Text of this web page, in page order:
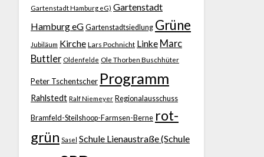
Gartenstadt Hamburg eG) Gartenstadt
Hamburg eG Gartenstadtsiedlung Grüne
Jubiläum Kirche Lars Pochnicht Linke Marc
Buttler Oldenfelde Ole Thorben Buschhüter
Peter Tschentscher Programm
Rahlstedt Ralf Niemeyer Regionalausschuss
Bramfeld-Steilshoop-Farmsen-Berne rot-
grün Sasel Schule Lienaustraße (Schule